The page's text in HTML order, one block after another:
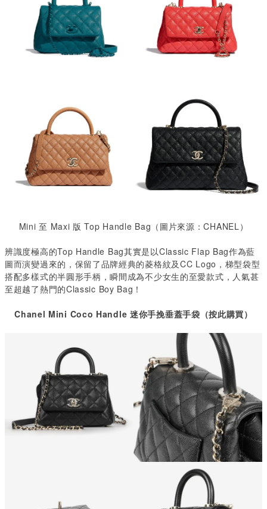
Mini至 Maxi 版Top Handle Bag （圖片來源：CHANEL）
辨識度極高的Top Handle Bag其實是以Classic Flap Bag作為藍
圖而演變過來的，保留了品牌經典的菱格紋及CC Logo ，梯型袋型
搭配多樣式的半圓形手柄，瞬間成為不少女生的至愛款式，人氣甚
至超越了熱門的Classic Boy Bag ！
Chanel Mini Coco Handle 迷你手挽垂蓋手袋（按此購買）